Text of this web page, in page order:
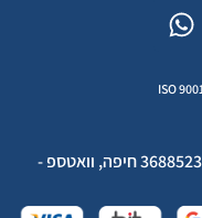
דנ-אל פור יו בע"מ , המסילה 23 , נשר , 3688523 חיפה, וואטספ -